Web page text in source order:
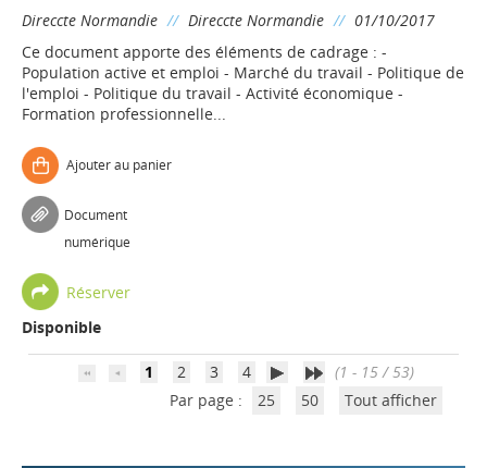
Direccte Normandie // Direccte Normandie // 01/10/2017
Ce document apporte des éléments de cadrage : -
Population active et emploi - Marché du travail - Politique de
l'emploi - Politique du travail - Activité économique -
Formation professionnelle...
Ajouter au panier
Document
numérique
Réserver
Disponible
1 2 3 4
(1 - 15 / 53)
Par page :
25 50 Tout afficher
Appels à projets
déconnecter)